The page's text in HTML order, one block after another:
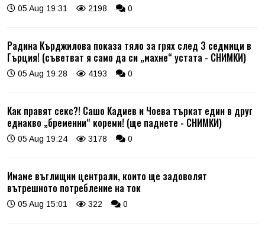
05 Aug 19:31 2198 0
Радина Кърджилова показа тяло за грях след 3 седмици в
Гърция! (съветват я само да си „махне“ устата - СНИМКИ)
05 Aug 19:28 4193 0
Как правят секс?! Сашо Кадиев и Чоева търкат един в друг
еднакво „бременни“ кореми! (ще паднете - СНИМКИ)
05 Aug 19:24 3178 0
Имаме въглищни централи, които ще задоволят
вътрешното потребление на ток
05 Aug 15:01 322 0